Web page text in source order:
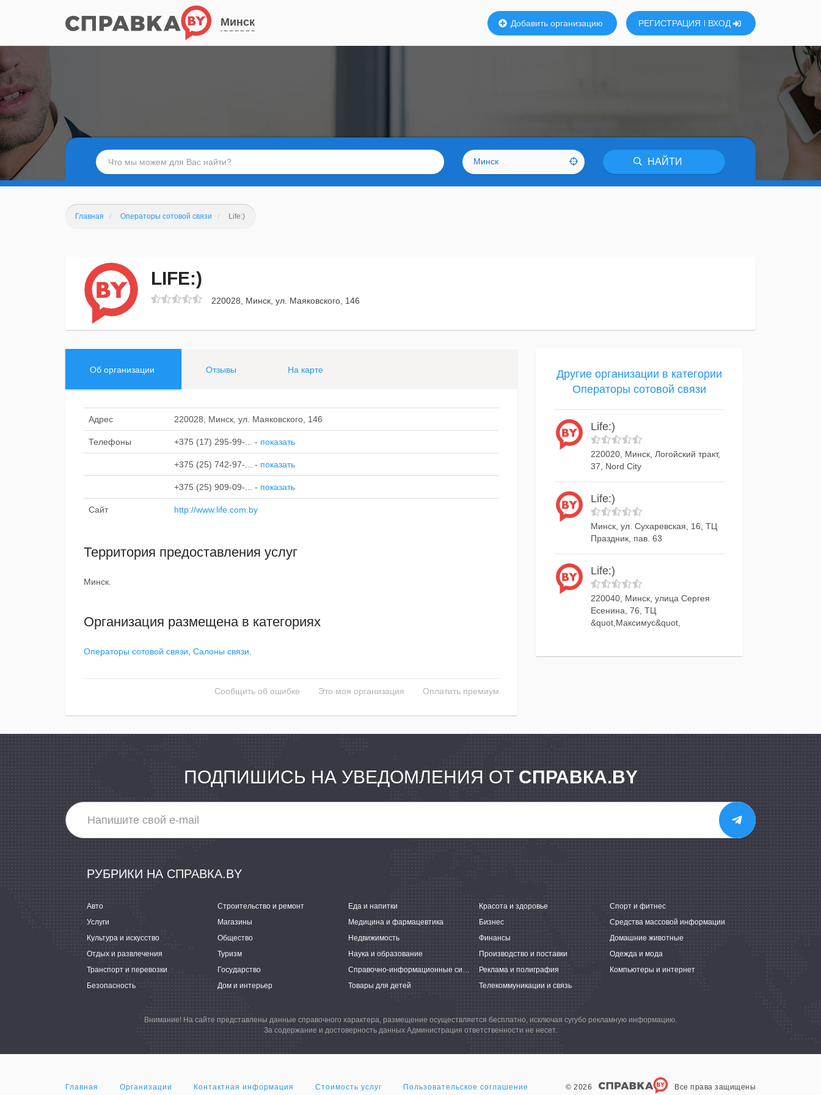
Минск Добавить организацию РЕГИСТРАЦИЯ ВХОД
Минск НАЙТИ
Главная Операторы сотовой связи Life:)
LIFE:)
220028, Минск, ул. Маяковского, 146
Об организации Отзывы На карте
Адрес 220028, Минск, ул. Маяковского, 146
Телефоны +375 (17) 295-99-... - показать
+375 (25) 742-97-... - показать
+375 (25) 909-09-... - показать
Сайт http://www.life.com.by
Территория предоставления услуг
Минск.
Организация размещена в категориях
Операторы сотовой связи Салоны связи
Сообщить об ошибке Это моя организация Оплатить премиум
Другие организации в категории
Операторы сотовой связи
Life:)
220020, Минск, Логойский тракт,
37, Nord City
Life:)
Минск, ул. Сухаревская, 16, ТЦ
Праздник, пав. 63
Life:)
220040, Минск, улица Сергея
Есенина, 76, ТЦ
&quot,Максимус&quot,
ПОДПИШИСЬ НА УВЕДОМЛЕНИЯ ОТ СПРАВКА.BY
РУБРИКИ НА СПРАВКА.BY
Авто Строительство и ремонт Еда и напитки Красота и здоровье
Спорт и фитнес
Услуги
Магазины Медицина и фармацевтика Бизнес
Средства массовой информации
Культура и искусство
Общество Недвижимость Финансы
Домашние животные
Отдых и развлечения
Туризм Наука и образование Производство и поставки
Одежда и мода
Транспорт и перевозки
Государство Справочно-информационные системы Реклама и полиграфия
Компьютеры и интернет
Безопасность
Дом и интерьер Товары для детей Телекоммуникации и связь
Внимание! На сайте представлены данные справочного характера, размещение осуществляется бесплатно, исключая сугубо рекламную информацию.
За содержание и достоверность данных Администрация ответственности не несет.
Главная Организации Контактная информация Стоимость услуг Пользовательское соглашение © 2026 Все права защищены